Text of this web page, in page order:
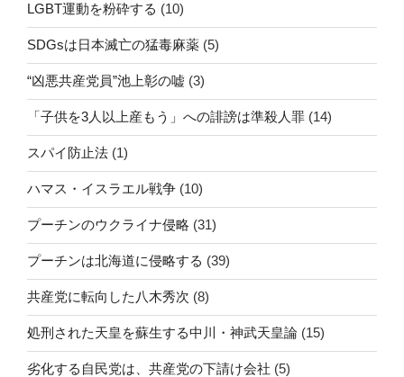
LGBT運動を粉砕する (10)
SDGsは日本滅亡の猛毒麻薬 (5)
“凶悪共産党員”池上彰の嘘 (3)
「子供を3人以上産もう」への誹謗は準殺人罪 (14)
スパイ防止法 (1)
ハマス・イスラエル戦争 (10)
プーチンのウクライナ侵略 (31)
プーチンは北海道に侵略する (39)
共産党に転向した八木秀次 (8)
処刑された天皇を蘇生する中川・神武天皇論 (15)
劣化する自民党は、共産党の下請け会社 (5)